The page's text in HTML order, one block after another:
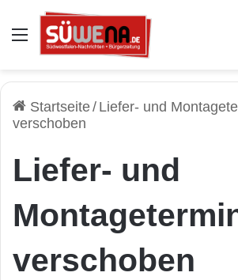
Auswahl
Startseite/ Liefer- und
verschoben
Liefer- und
verschoben